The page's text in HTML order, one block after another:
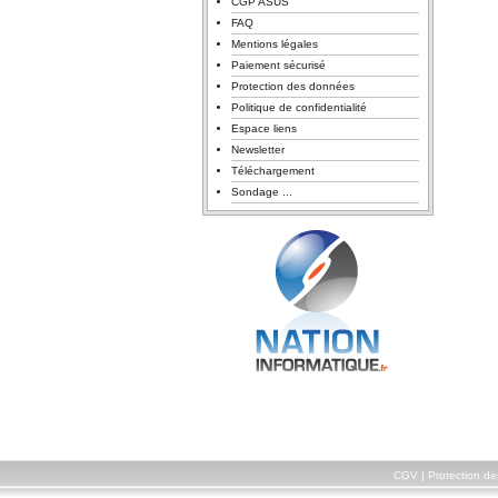
FAQ
Mentions légales
Paiement sécurisé
Protection des données
Politique de confidentialité
Espace liens
Newsletter
Téléchargement
Sondage ...
CGV Protection